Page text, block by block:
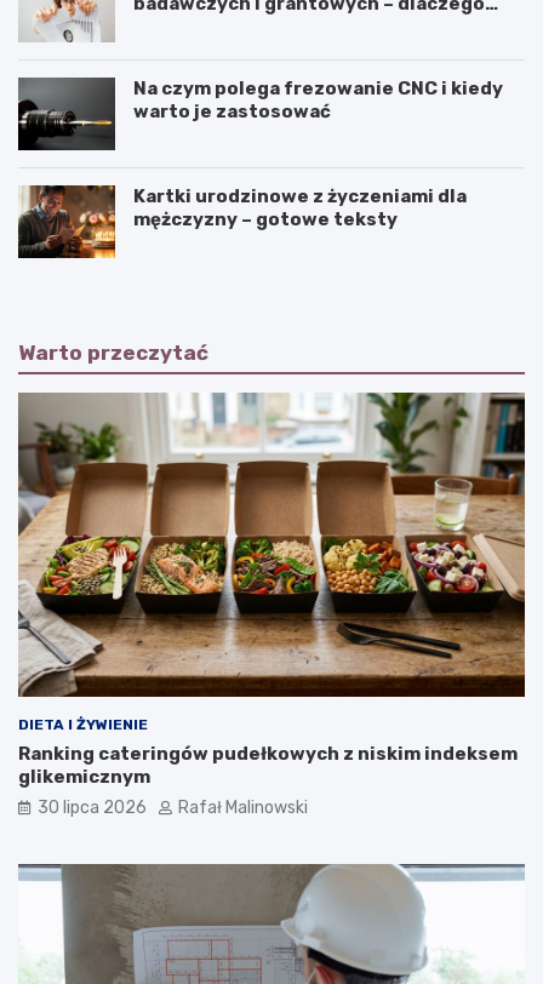
Na czym polega frezowanie CNC i kiedy
warto je zastosować
Kartki urodzinowe z życzeniami dla
mężczyzny – gotowe teksty
Warto przeczytać
DIETA I ŻYWIENIE
Ranking cateringów pudełkowych z niskim indeksem
glikemicznym
30 lipca 2026 Rafał Malinowski